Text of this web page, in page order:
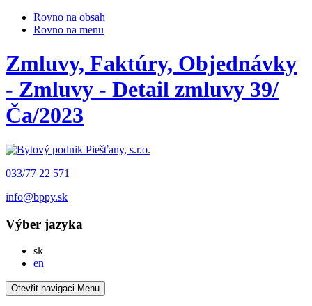
Rovno na obsah
Rovno na menu
Zmluvy, Faktúry, Objednávky
- Zmluvy - Detail zmluvy 39/
Ča/2023
033/77 22 571
info@bppy.sk
Výber jazyka
skSlovensky
en
Otevřit navigaci Menu